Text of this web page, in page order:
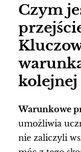
Czym
kolejnej
Warunkowe
umożliwia
nie zaliczyli